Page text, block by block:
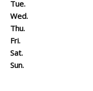
Tue.
Wed.
Thu.
Fri.
Sat.
Sun.